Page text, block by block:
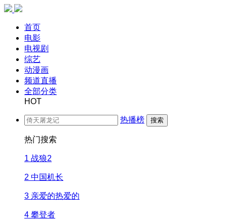
首页
电影
电视剧
综艺
动漫画
频道直播
全部分类
HOT
热播榜 搜索
热门搜索
1 战狼2
2 中国机长
3 亲爱的热爱的
4 攀登者